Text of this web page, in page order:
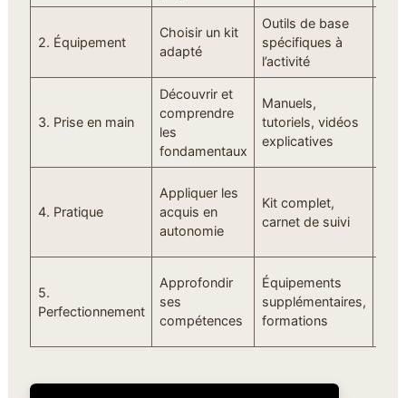
2. Équipement
Choisir un kit
adapté
Outils de base
spécifiques à
l’activité
3. Prise en main
Découvrir et
comprendre
les
fondamentaux
Manuels,
tutoriels, vidéos
explicatives
4. Pratique
Appliquer les
acquis en
autonomie
Kit complet,
carnet de suivi
5.
Perfectionnement
Approfondir
ses
compétences
Équipements
supplémentaires,
formations